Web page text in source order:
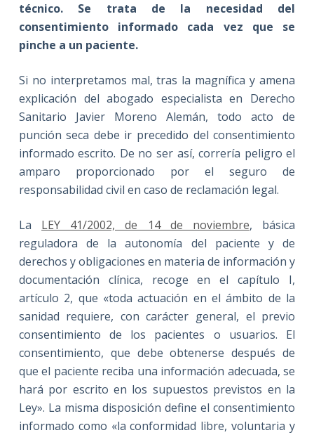
técnico. Se trata de la necesidad del
consentimiento informado cada vez que se
pinche a un paciente.
Si no interpretamos mal, tras la magnífica y amena
explicación del abogado especialista en Derecho
Sanitario Javier Moreno Alemán, todo acto de
punción seca debe ir precedido del consentimiento
informado escrito. De no ser así, correría peligro el
amparo proporcionado por el seguro de
responsabilidad civil en caso de reclamación legal.
La LEY 41/2002, de 14 de noviembre, básica
reguladora de la autonomía del paciente y de
derechos y obligaciones en materia de información y
documentación clínica, recoge en el capítulo I,
artículo 2, que «toda actuación en el ámbito de la
sanidad requiere, con carácter general, el previo
consentimiento de los pacientes o usuarios. El
consentimiento, que debe obtenerse después de
que el paciente reciba una información adecuada, se
hará por escrito en los supuestos previstos en la
Ley». La misma disposición define el consentimiento
informado como «la conformidad libre, voluntaria y